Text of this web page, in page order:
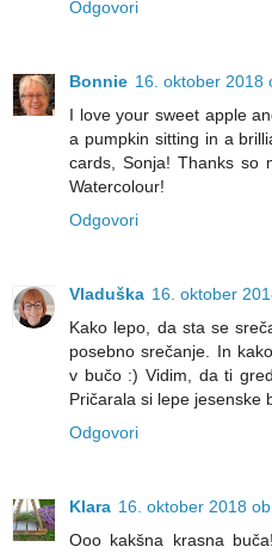
Odgovori
Bonnie 16. oktober 2018
I love your sweet apple
a pumpkin sitting in a
cards, Sonja! Thanks so
Watercolour!
Odgovori
Vladuška 16. oktober
Kako lepo, da sta se
posebno srečanje. In
v bučo :) Vidim, da ti
Pričarala si lepe jesenske
Odgovori
Klara 16. oktober 2018 ob
Ooo kakšna krasna